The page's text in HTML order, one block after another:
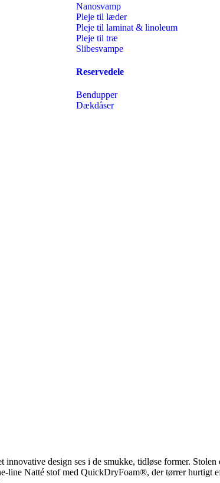
Nanosvamp
Pleje til læder
Pleje til laminat & linoleum
Pleje til træ
Slibesvampe
Reservedele
Bendupper
Dækdåser
design ses i de smukke, tidløse former.
Natté stof med QuickDryFoam®, der tørrer hurtigt